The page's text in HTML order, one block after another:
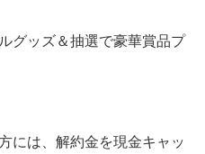
グッズ＆抽選で豪華賞品プ
には、解約金を現金キャッ